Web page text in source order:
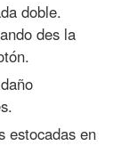
doble.
des la
estocadas en